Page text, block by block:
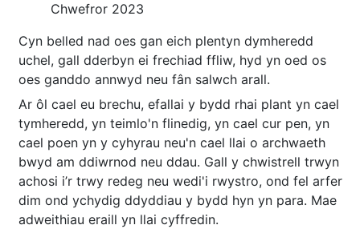
Chwefror 2023
Cyn belled nad oes gan eich plentyn dymheredd
uchel, gall dderbyn ei frechiad ffliw, hyd yn oed os
oes ganddo annwyd neu fân salwch arall.
Ar ôl cael eu brechu, efallai y bydd rhai plant yn cael
tymheredd, yn teimlo'n flinedig, yn cael cur pen, yn
cael poen yn y cyhyrau neu'n cael llai o archwaeth
bwyd am ddiwrnod neu ddau. Gall y chwistrell trwyn
achosi i’r trwy redeg neu wedi'i rwystro, ond fel arfer
dim ond ychydig ddyddiau y bydd hyn yn para. Mae
adweithiau eraill yn llai cyffredin.